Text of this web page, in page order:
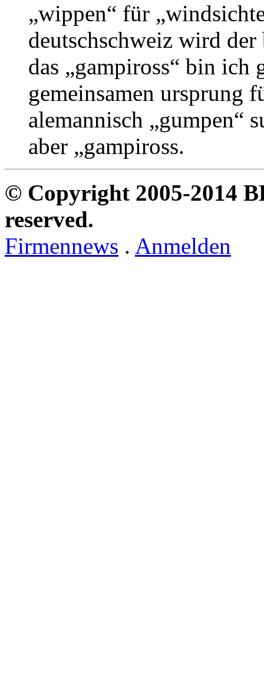
„wippen“ für
deutschschweiz wird
das „gampiross“ bin ich
gemeinsamen ursprung
alemannisch „gumpen“
aber „gampiross.
© Copyright 2005-2014
reserved.
Firmennews . Anmelden